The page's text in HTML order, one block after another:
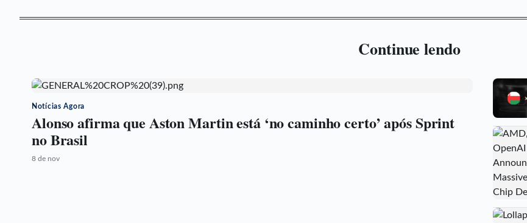
Continue lendo
Notícias Agora
Alonso afirma que Aston Martin está ‘no caminho certo’ após Sprint
no Brasil
8 de nov